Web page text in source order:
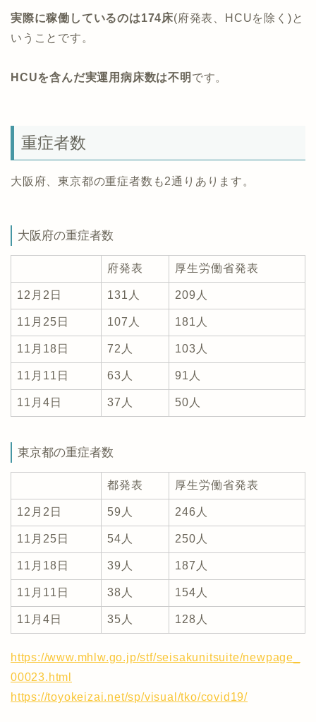
実際に稼働しているのは174床(府発表、HCUを除く)と
いうことです。
HCUを含んだ実運用病床数は不明 です。
重症者数
大阪府、東京都の重症者数も2通りあります。
大阪府の重症者数
府発表 厚生労働省発表
12月2日 131人 209人
11月25日 107人 181人
11月18日 72人 103人
11月11日 63人 91人
11月4日 37人 50人
東京都の重症者数
都発表 厚生労働省発表
12月2日 59人 246人
11月25日 54人 250人
11月18日 39人 187人
11月11日 38人 154人
11月4日 35人 128人
https://www.mhlw.go.jp/stf/seisakunitsuite/newpage_
00023.html
https://toyokeizai.net/sp/visual/tko/covid19/